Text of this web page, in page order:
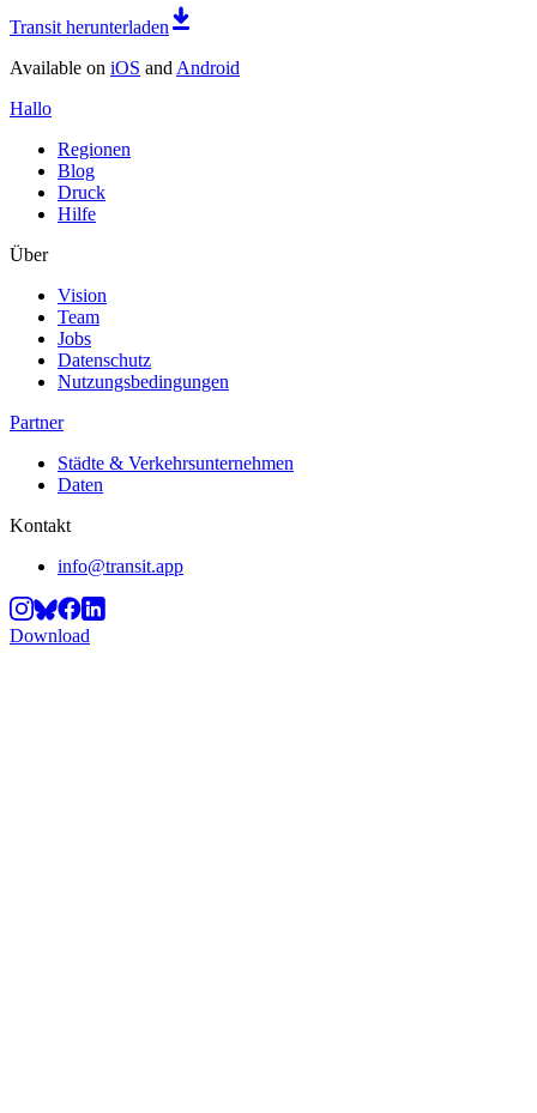
Transit herunterladen
Available on iOS and Android
Hallo
Regionen
Blog
Druck
Hilfe
Über
Vision
Team
Jobs
Datenschutz
Nutzungsbedingungen
Partner
Städte & Verkehrsunternehmen
Daten
Kontakt
info@transit.app
Download